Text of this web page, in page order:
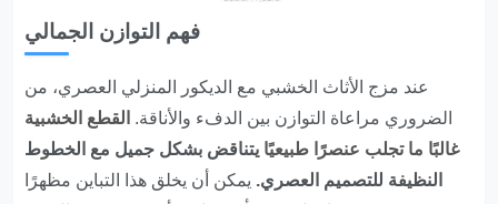
فهم التوازن الجمالي
عند مزج الأثاث الخشبي مع الديكور المنزلي العصري، من
الضروري مراعاة التوازن بين الدفء والأناقة. القطع الخشبية
غالبًا ما تجلب عنصرًا طبيعيًا يتناقض بشكل جميل مع الخطوط
النظيفة للتصميم العصري. يمكن أن يخلق هذا التباين مظهرًا